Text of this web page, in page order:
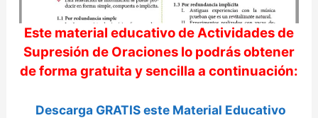
e
o
Este material educativo deActividades de
Supresión de Oraciones lo podrás obtener
de forma gratuita y sencilla a continuación:
Descarga GRATIS este Material Educativo